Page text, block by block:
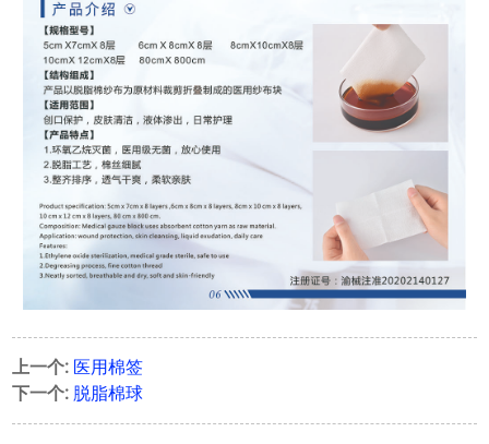
上一个: 医用棉签
下一个: 脱脂棉球